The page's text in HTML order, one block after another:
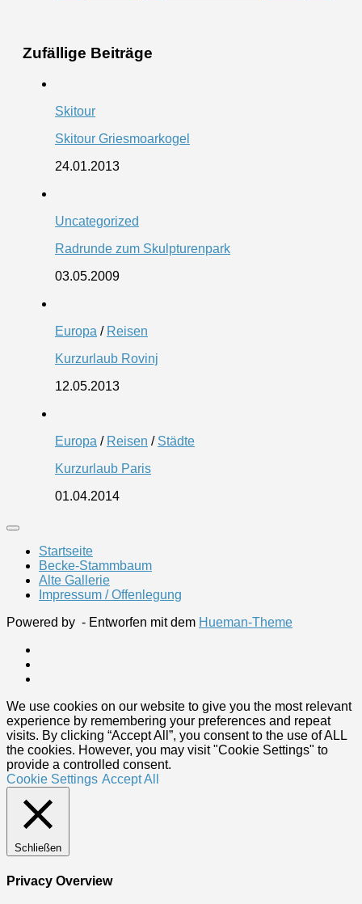
Zufällige Beiträge
Skitour
Skitour Griesmoarkogel
24.01.2013
Uncategorized
Radrunde zum Skulpturenpark
03.05.2009
Europa / Reisen
Kurzurlaub Rovinj
12.05.2013
Europa / Reisen / Städte
Kurzurlaub Paris
01.04.2014
Startseite
Becke-Stammbaum
Alte Gallerie
Impressum / Offenlegung
Powered by - Entworfen mit dem Hueman-Theme
We use cookies on our website to give you the most relevant
experience by remembering your preferences and repeat
visits. By clicking “Accept All”, you consent to the use of ALL
the cookies. However, you may visit "Cookie Settings" to
provide a controlled consent.
Cookie Settings Accept All
Schließen
Privacy Overview